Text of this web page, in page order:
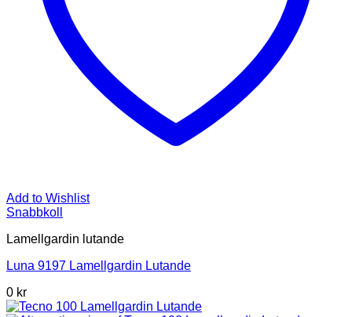
Add to Wishlist
Snabbkoll
Lamellgardin lutande
Luna 9197 Lamellgardin Lutande
0 kr